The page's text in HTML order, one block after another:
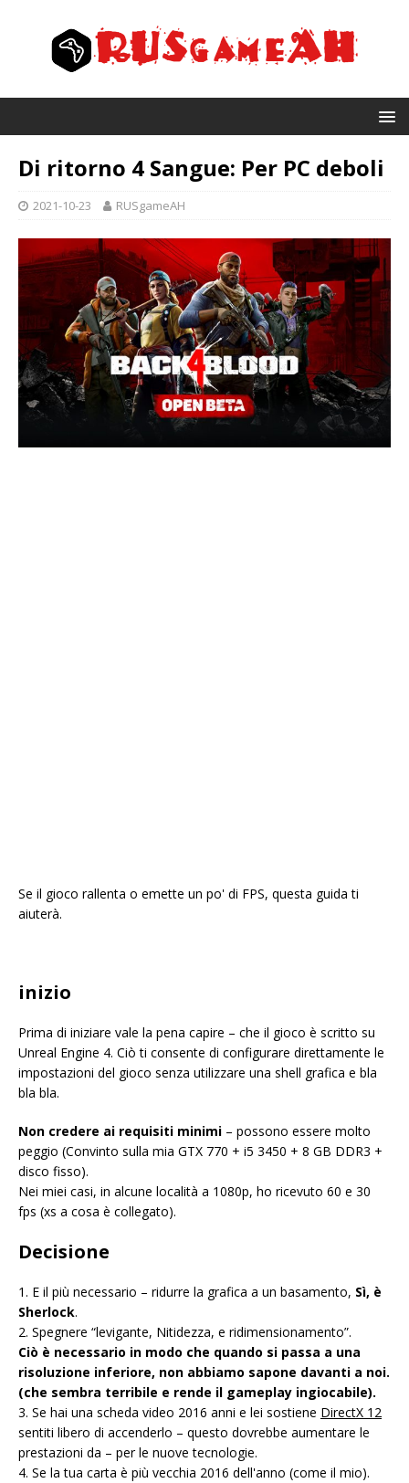
Di ritorno 4 Sangue: Per PC deboli
2021-10-23 RUSgameAH
Se il gioco rallenta o emette un po' di FPS, questa guida ti
aiuterà.
inizio
Prima di iniziare vale la pena capire – che il gioco è scritto su
Unreal Engine 4. Ciò ti consente di configurare direttamente le
impostazioni del gioco senza utilizzare una shell grafica e bla
bla bla.
Non credere ai requisiti minimi – possono essere molto
peggio (Convinto sulla mia GTX 770 + i5 3450 + 8 GB DDR3 +
disco fisso).
Nei miei casi, in alcune località a 1080p, ho ricevuto 60 e 30
fps (xs a cosa è collegato).
Decisione
1. E il più necessario – ridurre la grafica a un basamento, Sì, è
Sherlock.
2. Spegnere “levigante, Nitidezza, e ridimensionamento”.
Ciò è necessario in modo che quando si passa a una
risoluzione inferiore, non abbiamo sapone davanti a noi.
(che sembra terribile e rende il gameplay ingiocabile).
3. Se hai una scheda video 2016 anni e lei sostiene DirectX 12
sentiti libero di accenderlo – questo dovrebbe aumentare le
prestazioni da – per le nuove tecnologie.
4. Se la tua carta è più vecchia 2016 dell'anno (come il mio).